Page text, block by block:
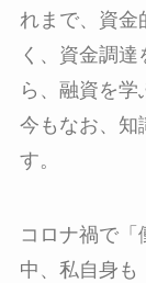
れまで、資金
く、資金調
ら、融資を学
今もなお、知
す。
コロナ禍で
中、私自身も